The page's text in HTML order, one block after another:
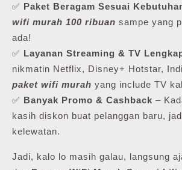
✅ Paket Beragam Sesuai
wifi murah 100 ribuan sampe yang
ada!
✅ Layanan Streaming & TV
nikmatin Netflix, Disney+ Hotstar,
paket wifi murah yang include TV
✅ Banyak Promo & Cashback –
kasih diskon buat pelanggan baru,
kelewatan.
Jadi, kalo lo masih galau, langsung